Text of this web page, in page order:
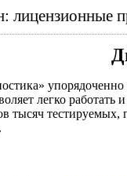
легко
тысяч